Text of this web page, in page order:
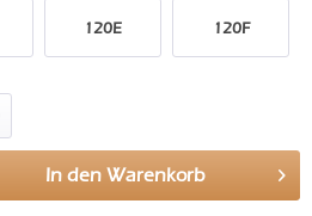
120E 120F
In den Warenkorb